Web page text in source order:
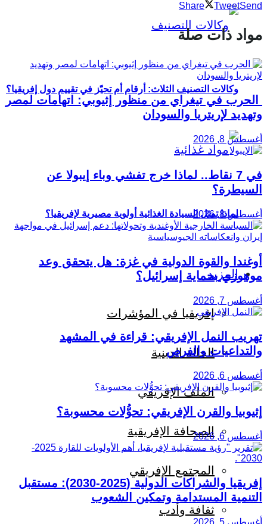
وكالات التصنيف الثلاث: أرقام أم تحيّز في تقييم دول إفريقيا؟
لماذا تمثل السيادة الغذائية أولوية مصيرية لإفريقيا؟
المزيد
إفريقيا في المؤشرات
الحالة الدينية
الملف الإفريقي
الصحافة الإفريقية
المجتمع الإفريقي
ثقافة وأدب
Share TweetSend
مواد ذات صلة
الحرب في تيغراي من منظور إثيوبي: اتهامات لمصر
وتهديد لإريتريا والسودان
أغسطس 8, 2026
في 7 نقاط.. لماذا خرج تفشي وباء إيبولا عن
السيطرة؟
أغسطس 8, 2026
أوغندا والقوة الدولية في غزة: هل يتحقق وعد
موهوزي بحماية إسرائيل؟
أغسطس 7, 2026
تهريب النمل الإفريقي: قراءة في المشهد
والتداعيات والفرص
أغسطس 6, 2026
إثيوبيا والقرن الإفريقي: تحوُّلات محسوبة؟
أغسطس 6, 2026
إفريقيا والشراكات الدولية (2025-2030): مستقبل
التنمية المستدامة وتمكين الشعوب